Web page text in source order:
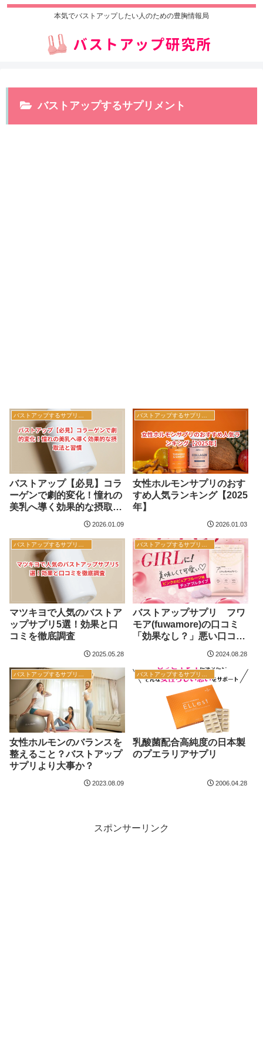
本気でバストアップしたい人のための豊胸情報局
バストアップするサプリメント
バストアップ【必見】コラ
ーゲンで劇的変化！憧れの
美乳へ導く効果的な摂取法
2026.01.09
女性ホルモンサプリのおす
すめ人気ランキング【2025
年】
2026.01.03
マツキヨで人気のバストア
ップサプリ5選！効果と口
コミを徹底調査
2025.05.28
バストアップサプリ フワ
モア(fuwamore)の口コミ
「効果なし？」悪い口コ
コミと効果的な飲み方、解
約方法まで
2024.08.28
女性ホルモンのバランスを
整えること？バストアップ
サプリより大事か？
2023.08.09
乳酸菌配合高純度の日本製
のプエラリアサプリ
2006.04.28
スポンサーリンク